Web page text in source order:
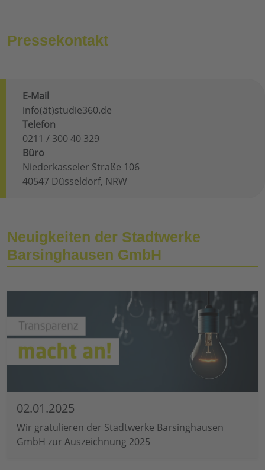
Pressekontakt
E-Mail
info(ät)studie360.de
Telefon
0211 / 300 40 329
Büro
Niederkasseler Straße 106
40547 Düsseldorf, NRW
Neuigkeiten der Stadtwerke
Barsinghausen GmbH
02.01.2025
Wir gratulieren der Stadtwerke Barsinghausen
GmbH zur Auszeichnung 2025